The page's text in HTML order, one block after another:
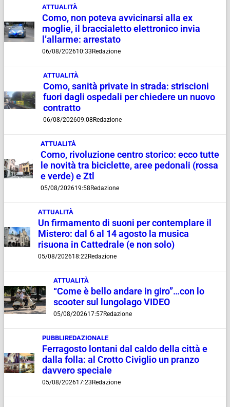
ATTUALITÀ
Como, non poteva avvicinarsi alla ex
moglie, il braccialetto elettronico invia
l’allarme: arrestato
06/08/202610:33 Redazione
ATTUALITÀ
Como, sanità private in strada: striscioni
fuori dagli ospedali per chiedere un nuovo
contratto
06/08/202609:08 Redazione
ATTUALITÀ
Como, rivoluzione centro storico: ecco tutte
le novità tra biciclette, aree pedonali (rossa
e verde) e Ztl
05/08/202619:58 Redazione
ATTUALITÀ
Un firmamento di suoni per contemplare il
Mistero: dal 6 al 14 agosto la musica
risuona in Cattedrale (e non solo)
05/08/202618:22Redazione
ATTUALITÀ
“Come è bello andare in giro”…con lo
scooter sul lungolago VIDEO
05/08/202617:57Redazione
PUBBLIREDAZIONALE
Ferragosto lontani dal caldo della città e
dalla folla: al Crotto Civiglio un pranzo
davvero speciale
05/08/202617:23 Redazione